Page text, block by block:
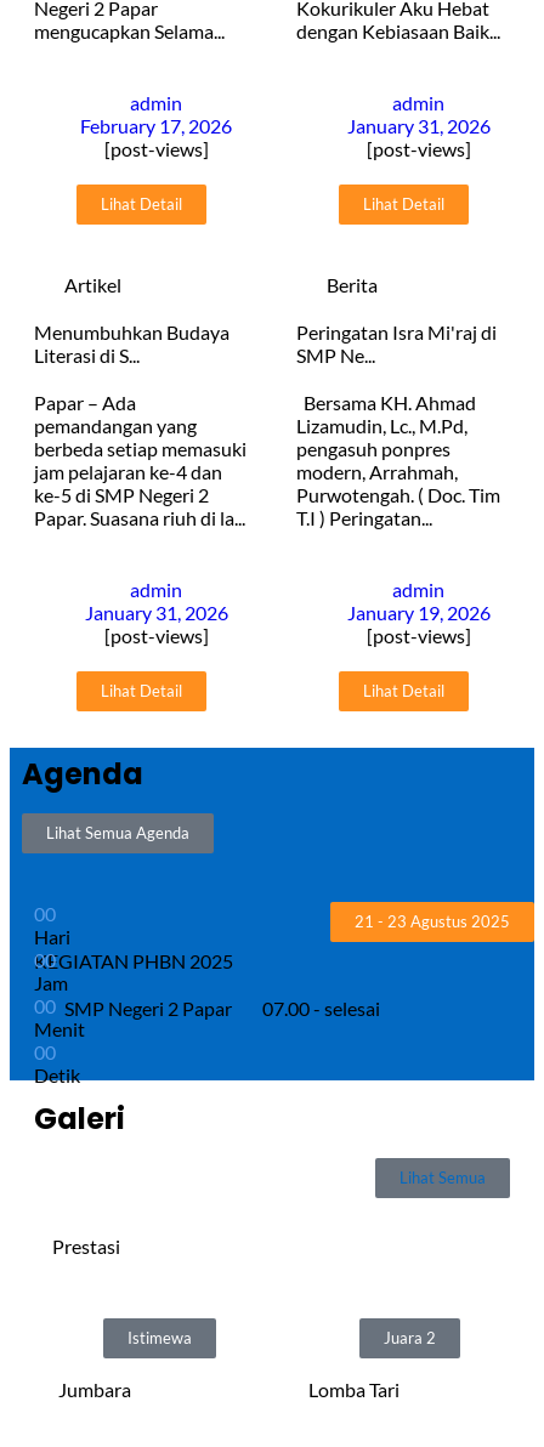
Negeri 2 Papar
mengucapkan Selama...
admin
February 17, 2026
[post-views]
Lihat Detail
Kokurikuler Aku Hebat
dengan Kebiasaan Baik...
admin
January 31, 2026
[post-views]
Lihat Detail
Artikel
Menumbuhkan Budaya
Literasi di S...
Papar – Ada
pemandangan yang
berbeda setiap memasuki
jam pelajaran ke-4 dan
ke-5 di SMP Negeri 2
Papar. Suasana riuh di la...
admin
January 31, 2026
[post-views]
Lihat Detail
Berita
Peringatan Isra Mi'raj di
SMP Ne...
Bersama KH. Ahmad
Lizamudin, Lc., M.Pd,
pengasuh ponpres
modern, Arrahmah,
Purwotengah. ( Doc. Tim
T.I ) Peringatan...
admin
January 19, 2026
[post-views]
Lihat Detail
Agenda
Lihat Semua Agenda
21 - 23 Agustus 2025
KEGIATAN PHBN 2025
SMP Negeri 2 Papar 07.00 - selesai
00
Hari
00
Jam
00
Menit
00
Detik
Galeri
Lihat Semua
Prestasi
Istimewa
Jumbara
Juara 2
Lomba Tari